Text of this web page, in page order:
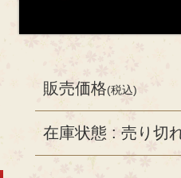
販売価格(税込)
在庫状態 : 売り切